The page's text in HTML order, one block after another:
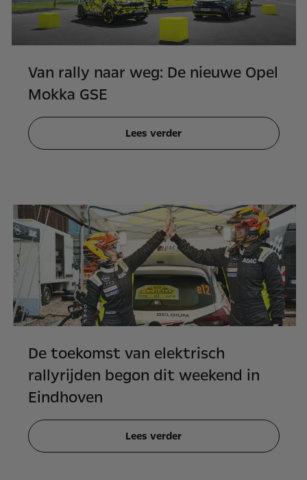
Van rally naar weg: De nieuwe Opel
Mokka GSE
Lees verder
De toekomst van elektrisch
rallyrijden begon dit weekend in
Eindhoven
Lees verder